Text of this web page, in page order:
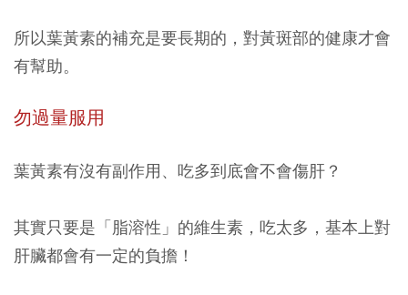
所以葉黃素的補充是要長期的，對黃斑部的健康才會
有幫助。
勿過量服用
葉黃素有沒有副作用、吃多到底會不會傷肝？
其實只要是「脂溶性」的維生素，吃太多，基本上對
肝臟都會有一定的負擔！